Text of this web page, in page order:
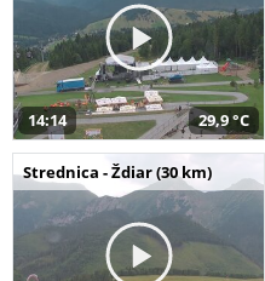
14:14 29,9 °C
Strednica - Ždiar (30 km)